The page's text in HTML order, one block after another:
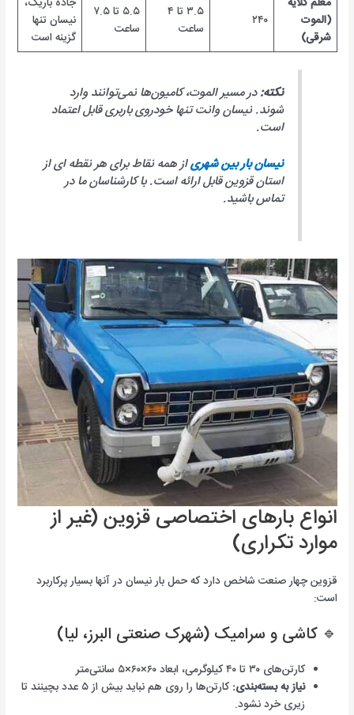
(الموت
شرقی)
۲۴۰
۳.۵ تا ۴
ساعت
۵.۵ تا ۷.۵
ساعت
نیسان تنها
گزینه است
نکته:در مسیر الموت، کامیون‌ها نمی‌توانند وارد
شوند. نیسان وانت تنها خودروی باربری قابل اعتماد
است.
نیسان بار بین شهریاز همه نقاط برای هر نقطه ای از
استان قزوین قابل ارائه است. با کارشناسان ما در
تماس باشید.
انواع بارهای اختصاصی قزوین (غیر از
موارد تکراری)
قزوین چهار صنعت شاخص دارد که حمل بار نیسان در آنها بسیار پرکاربرد
است:
🔹 کاشی و سرامیک (شهرک صنعتی البرز، لیا)
کارتن‌های ۳۰ تا ۴۰ کیلوگرمی، ابعاد ۶۰×۶۰×۵ سانتی‌متر
نیاز به بسته‌بندی:
کارتن‌ها را روی هم نباید بیش از ۵ عدد بچینند تا
زیری خرد نشود.